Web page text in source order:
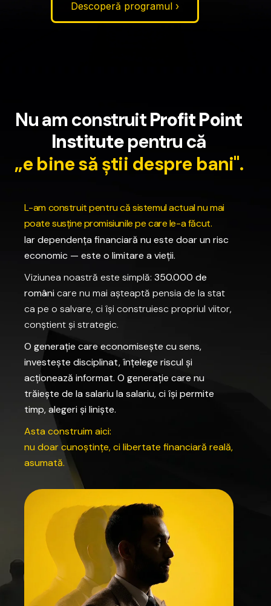
Descoperă programul ›
Nuam construitProfitPoint
Institutepentru că
„e binesă știi despre bani".
L-am construit pentrucăsistemul actual numai
poatesusținepromisiunile pecarele-afăcut.
Iar dependența financiară nu este doar un risc
economic — este o limitare a vieții.
Viziunea noastră este simplă: 350.000 de
români care nu mai așteaptă pensia de la stat
ca pe o salvare, ci își construiesc propriul viitor,
conștient și strategic.
O generație care economisește cu sens,
investește disciplinat, înțelege riscul și
acționează informat. O generație care nu
trăiește de la salariu la salariu, ci își permite
timp, alegeri și liniște.
Asta construim aici:
nu doar cunoștințe, ci libertate financiară reală,
asumată.